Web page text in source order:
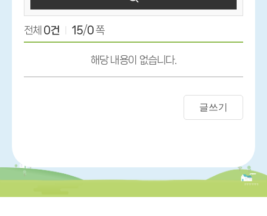
전체 0건 15/0 쪽
해당 내용이 없습니다.
글쓰기